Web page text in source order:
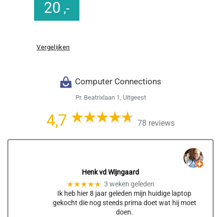
20 ,-
Vergelijken
Computer Connections
Pr. Beatrixlaan 1, Uitgeest
4,7 78 reviews
Henk vd Wijngaard
★★★★★ 3 weken geleden
Ik heb hier 8 jaar geleden mijn huidige laptop
gekocht die nog steeds prima doet wat hij moet
doen.